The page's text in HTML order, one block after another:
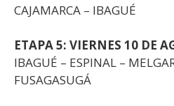
CAJAMARCA – IBAGUÉ
ETAPA 5: VIERNES 10 DE
IBAGUÉ – ESPINAL –
FUSAGASUGÁ